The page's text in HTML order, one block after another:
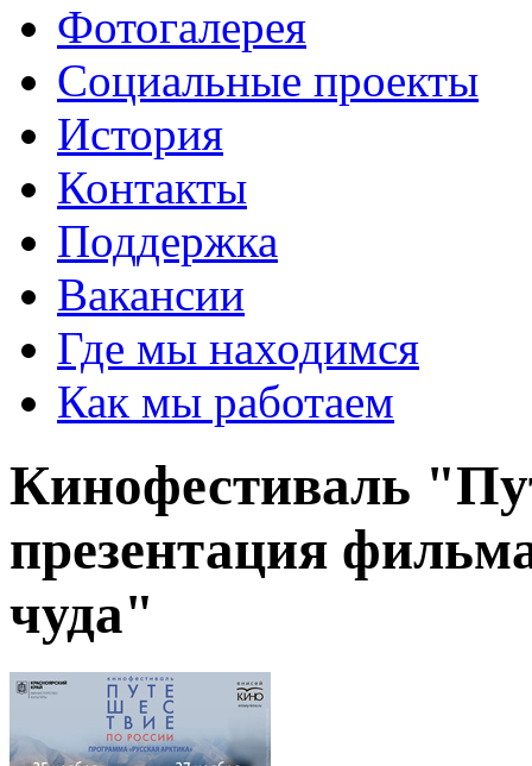
Фотогалерея
Социальные проекты
История
Контакты
Поддержка
Вакансии
Где мы находимся
Как мы работаем
Кинофестиваль
презентация
чуда"